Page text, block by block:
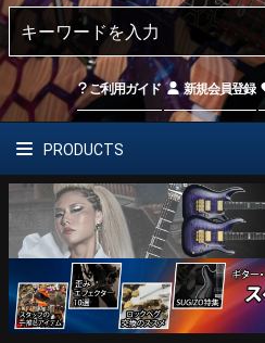
ご利用ガイド 新規会員登録
PRODUCTS